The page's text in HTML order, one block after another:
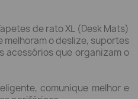
de rato XL (Desk Mats)
o deslize, suportes
acessórios que organizam o
comunique melhor e